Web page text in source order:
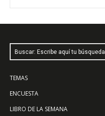
Buscar: Escribe aquí tu búsqueda
TEMAS
ENCUESTA
LIBRO DE LA SEMANA